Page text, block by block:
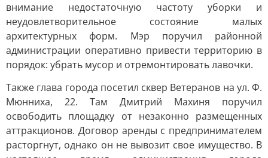
внимание недостаточную частоту уборки и
неудовлетворительное состояние малых
архитектурных форм. Мэр поручил районной
администрации оперативно привести территорию в
порядок: убрать мусор и отремонтировать лавочки.
Также глава города посетил сквер Ветеранов на ул. Ф.
Мюнниха, 22. Там Дмитрий Махиня поручил
освободить площадку от незаконно размещенных
аттракционов. Договор аренды с предпринимателем
расторгнут, однако он не вывозит свое имущество. В